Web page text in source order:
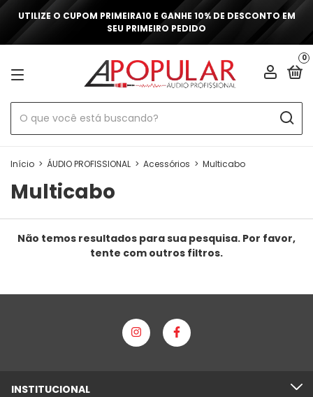
UTILIZE O CUPOM PRIMEIRA10 E GANHE 10% DE DESCONTO EM
SEU PRIMEIRO PEDIDO
0
Início > ÁUDIO PROFISSIONAL > Acessórios > Multicabo
Multicabo
Não temos resultados para sua pesquisa. Por favor,
tente com outros filtros.
INSTITUCIONAL